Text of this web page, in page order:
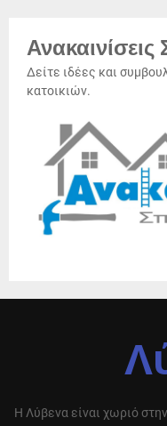
Δείτε ιδέες και
κατοικιών.
Η Λύβενα είναι χωριό